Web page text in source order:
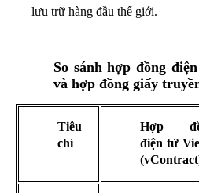
lưu trữ hàng đầu thế giới.
So sánh hợp đồng
và hợp đồng giấy
Tiêu
chí
Hợp
điện tử